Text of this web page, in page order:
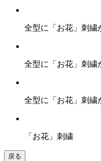
全型に「お花」刺繍
全型に「お花」刺繍
全型に「お花」刺繍
「お花」刺繍
戻る